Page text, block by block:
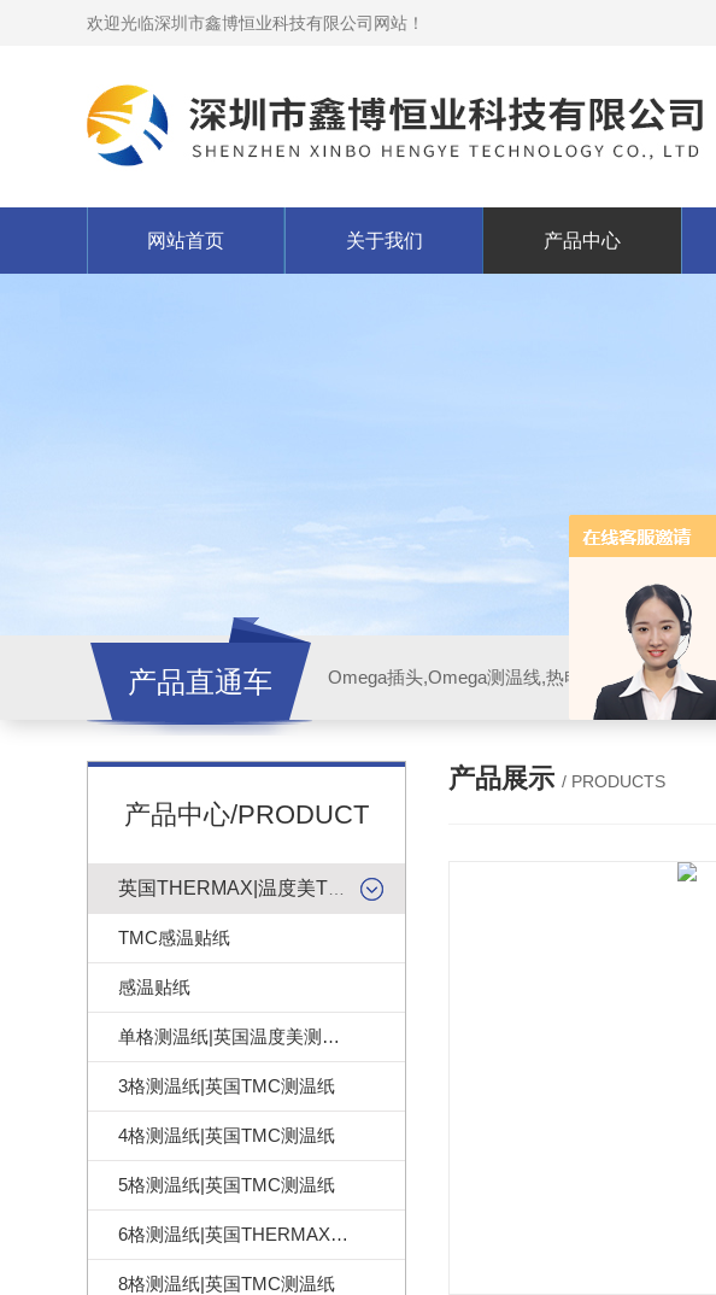
欢迎光临深圳市鑫博恒业科技有限公司网站！
网站首页 关于我们 产品中心
产品直通车
产品中心/PRODUCT
TMC感温贴纸
感温贴纸
单格测温纸|英国温度美测温纸
3格测温纸|英国TMC测温纸
4格测温纸|英国TMC测温纸
5格测温纸|英国TMC测温纸
6格测温纸|英国THERMAX测温纸
8格测温纸|英国TMC测温纸
产品展示 / PRODUCTS